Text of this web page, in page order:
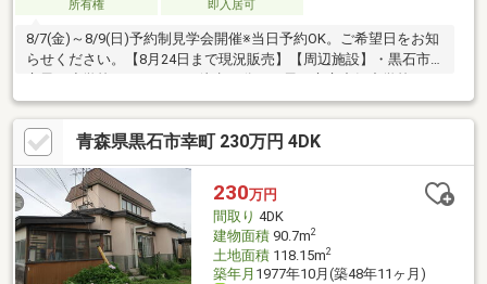
所有権
即入居可
8/7(金)～8/9(日)予約制見学会開催※当日予約OK。ご希望日をお知
らせください。【8月24日まで現況販売】【周辺施設】・黒石市
立黒石小学校まで1100ｍ（徒歩14分）・黒石市立中郷中学校まで
1000ｍ（徒歩13分）・ローソン黒石花園店様まで800ｍ（徒歩10
分）・黒石駅まで1000ｍ（徒歩13分）【おすすめポイント】・シ
ロアリ防除工事施工後5年間保証。・返済額や融資可能額など、お
客様のご希望にあわせてご提案。住宅ローンが初めての方でもお
気軽にご相談ください。※自社売主物件につき随時内覧可能で
す。お電話かメールでご希望日をお知
青森県黒石市幸町 230万円 4DK
230万円
間取り 4DK
建物面積90.7m2
土地面積118.15m2
築年月 1977年10月(築48年11ヶ月)